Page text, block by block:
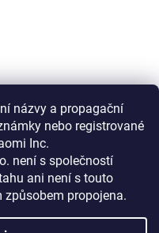
názvy a propagační
nebo registrované
Inc.
není s společností
ani není s touto
propojena.
. Všetky práva vyhradené.